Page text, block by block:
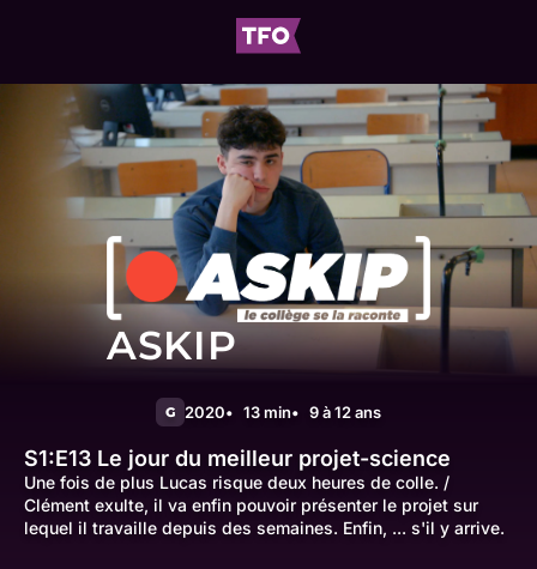
ASKIP
G 2020 13 min 9 à 12 ans
S1:E13 Le jour du meilleur projet-science
Une fois de plus Lucas risque deux heures de colle. /
Clément exulte, il va enfin pouvoir présenter le projet sur
lequel il travaille depuis des semaines. Enfin, ... s'il y arrive.